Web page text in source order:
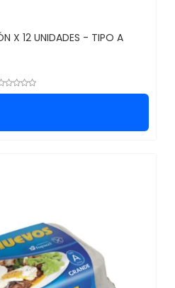
X 12 UNIDADES - TIPO A